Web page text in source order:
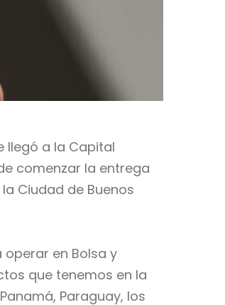
llegó a la Capital
comenzar la entrega
Ciudad de Buenos
en Bolsa y
que tenemos en la
Paraguay, los